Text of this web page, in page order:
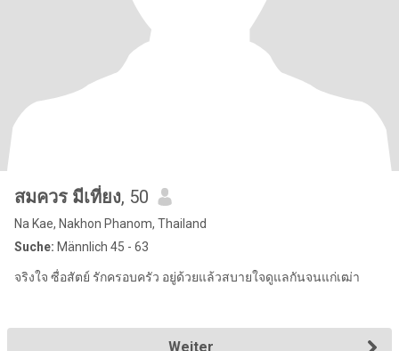
สมควร มีเที่ยง, 50
Na Kae, Nakhon Phanom, Thailand
Suche: Männlich 45 - 63
จริงใจ ซื่อสัตย์ รักครอบครัว อยู่ด้วยแล้วสบายใจดูแลกันจนแก่เฒ่า
Weiter